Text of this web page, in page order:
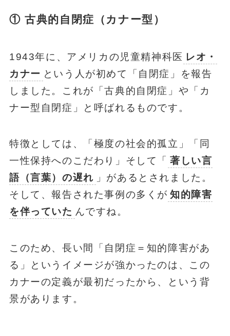
① 古典的自閉症（カナー型）
1943年に、アメリカの児童精神科医 レオ・
カナー という人が初めて「自閉症」を報告
しました。これが「古典的自閉症」や「カ
ナー型自閉症」と呼ばれるものです。
特徴としては、「極度の社会的孤立」「同
一性保持へのこだわり」そして「
著しい言
語（言葉）の遅れ 」があるとされました。
そして、報告された事例の多くが 知的障害
を伴っていた んですね。
このため、長い間「自閉症＝知的障害があ
る」というイメージが強かったのは、この
カナーの定義が最初だったから、という背
景があります。